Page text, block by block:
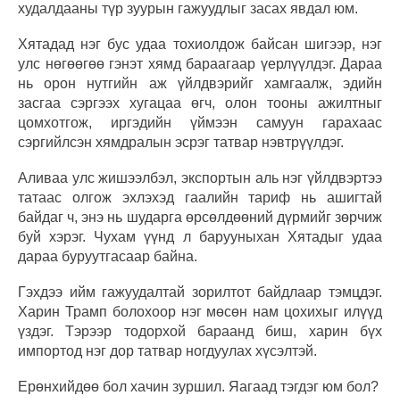
худалдааны түр зуурын гажуудлыг засах явдал юм.
Хятадад нэг бус удаа тохиолдож байсан шигээр, нэг
улс нөгөөгөө гэнэт хямд бараагаар үерлүүлдэг. Дараа
нь орон нутгийн аж үйлдвэрийг хамгаалж, эдийн
засгаа сэргээх хугацаа өгч, олон тооны ажилтныг
цомхотгож, иргэдийн үймээн самуун гарахаас
сэргийлсэн хямдралын эсрэг татвар нэвтрүүлдэг.
Аливаа улс жишээлбэл, экспортын аль нэг үйлдвэртээ
татаас олгож эхлэхэд гаалийн тариф нь ашигтай
байдаг ч, энэ нь шударга өрсөлдөөний дүрмийг зөрчиж
буй хэрэг. Чухам үүнд л барууныхан Хятадыг удаа
дараа буруутгасаар байна.
Гэхдээ ийм гажуудалтай зорилтот байдлаар тэмцдэг.
Харин Трамп болохоор нэг мөсөн нам цохихыг илүүд
үздэг. Тэрээр тодорхой бараанд биш, харин бүх
импортод нэг дор татвар ногдуулах хүсэлтэй.
Ерөнхийдөө бол хачин зуршил. Яагаад тэгдэг юм бол?